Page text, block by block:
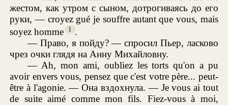
жестом, как утром с сыном, дотрогиваясь до его
руки, — croyez gué je souffre autant que vous, mais
soyez homme
1 .
— Право, я пойду? — спросил Пьер, ласково
чрез очки глядя на Анну Михайловну.
— Ah, mon ami, oubliez les torts qu'on a pu
avoir envers vous, pensez que c'est votre père... peut-
être à l'agonie. — Она вздохнула. — Je vous ai tout
de suite aimé comme mon fils. Fiez-vous à moi,